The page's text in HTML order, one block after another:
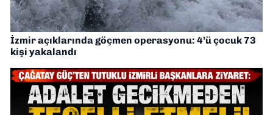
İzmir açıklarında göçmen operasyonu: 4’ü çocuk 73
kişi yakalandı